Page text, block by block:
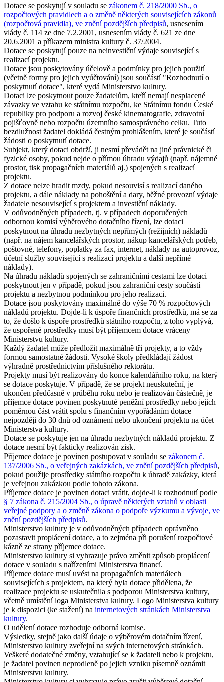
Dotace se poskytují v souladu se zákonem č. 218/2000 Sb., o
rozpočtových pravidlech a o změně některých souvisejících zákonů
(rozpočtová pravidla), ve znění pozdějších předpisů, usnesením
vlády č. 114 ze dne 7.2.2001, usnesením vlády č. 621 ze dne
20.6.2001 a příkazem ministra kultury č. 37/2004.
Dotace se poskytují pouze na neinvestiční výdaje související s
realizací projektu.
Dotace jsou poskytovány účelově a podmínky pro jejich použití
(včetně formy pro jejich vyúčtování) jsou součástí "Rozhodnutí o
poskytnutí dotace", které vydá Ministerstvo kultury.
Dotaci lze poskytnout pouze žadatelům, kteří nemají nesplacené
závazky ve vztahu ke státnímu rozpočtu, ke Státnímu fondu České
republiky pro podporu a rozvoj české kinematografie, zdravotní
pojišťovně nebo rozpočtu územního samosprávného celku. Tuto
bezdlužnost žadatel dokládá čestným prohlášením, které je součástí
žádosti o poskytnutí dotace.
Subjekt, který dotaci obdrží, ji nesmí převádět na jiné právnické či
fyzické osoby, pokud nejde o přímou úhradu výdajů (např. nájemné
prostor, tisk propagačních materiálů aj.) spojených s realizací
projektu.
Z dotace nelze hradit mzdy, pokud nesouvisí s realizací daného
projektu, a dále náklady na pohoštění a dary, běžné provozní výdaje
žadatele nesouvisející s projektem a investiční náklady.
V odůvodněných případech, tj. v případech doporučených
odbornou komisí výběrového dotačního řízení, lze dotaci
poskytnout na úhradu nezbytných nepřímých (režijních) nákladů
(např. na nájem kancelářských prostor, nákup kancelářských potřeb,
poštovné, telefony, poplatky za fax, internet, náklady na autoprovoz,
účetní služby související s realizací projektu a další nepřímé
náklady).
Na úhradu nákladů spojených se zahraničními cestami lze dotaci
poskytnout jen v případě, pokud jsou zahraniční cesty součástí
projektu a nezbytnou podmínkou pro jeho realizaci.
Dotace jsou poskytovány maximálně do výše 70 % rozpočtových
nákladů projektu. Dojde-li k úspoře finančních prostředků, má se za
to, že došlo k úspoře prostředků státního rozpočtu, z toho vyplývá,
že uspořené prostředky musí být příjemcem dotace vráceny
Ministerstvu kultury.
Každý žadatel může předložit maximálně tři projekty, a to vždy
formou samostatné žádosti. Vysoké školy předkládají žádost
výhradně prostřednictvím příslušného rektorátu.
Projekty musí být realizovány do konce kalendářního roku, na který
se dotace poskytuje. V případě, že se projekt neuskuteční, je
ukončen předčasně v průběhu roku nebo je realizován částečně, je
příjemce dotace povinen poskytnuté peněžní prostředky nebo jejich
poměrnou část vrátit spolu s finančním vypořádáním dotace
nejpozději do 30 dnů od oznámení nebo ukončení projektu na účet
Ministerstva kultury.
Dotace se poskytuje jen na úhradu nezbytných nákladů projektu. Z
dotace nesmí být fakticky realizován zisk.
Příjemce dotace je povinen postupovat v souladu se zákonem č.
137/2006 Sb., o veřejných zakázkách, ve znění pozdějších předpisů,
pokud použije prostředky státního rozpočtu k úhradě zakázky, která
je veřejnou zakázkou podle tohoto zákona.
Příjemce dotace je povinen dotaci vrátit, dojde-li k rozhodnutí podle
§ 7 zákona č. 215/2004 Sb., o úpravě některých vztahů v oblasti
veřejné podpory a o změně zákona o podpoře výzkumu a vývoje, ve
znění pozdějších předpisů.
Ministerstvo kultury je v odůvodněných případech oprávněno
pozastavit proplácení dotace, a to zejména při porušení rozpočtové
kázně ze strany příjemce dotace.
Ministerstvo kultury si vyhrazuje právo změnit způsob proplácení
dotace v souladu s nařízeními Ministerstva financí.
Příjemce dotace musí uvést na propagačních materiálech
souvisejících s projektem, na který byla dotace přidělena, že
realizace projektu se uskutečnila s podporou Ministerstva kultury,
včetně umístění loga Ministerstva kultury. Logo Ministerstva kultury
je k dispozici (ke stažení) na internetových stránkách Ministerstva
kultury.
O udělení dotace rozhoduje odborná komise.
Výsledky, stejně jako další údaje o výběrovém dotačním řízení,
Ministerstvo kultury zveřejní na svých internetových stránkách.
Veškeré dodatečné změny, vztahující se k žadateli nebo k projektu,
je žadatel povinen neprodleně po jejich vzniku písemně oznámit
Ministerstvu kultury.